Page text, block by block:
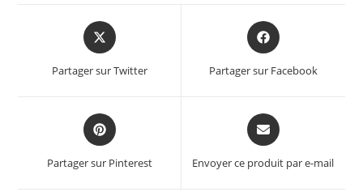
Partager sur Twitter Partager sur Facebook
Partager sur Pinterest Envoyer ce produit par e-mail